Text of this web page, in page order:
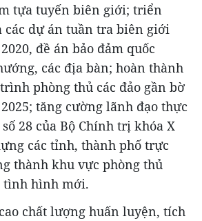
tựa tuyến biên giới; triển
các dự án tuần tra biên giới
đề án bảo đảm quốc
các địa bàn; hoàn thành
phòng thủ các đảo gần bờ
tăng cường lãnh đạo thực
28 của Bộ Chính trị khóa X
các tỉnh, thành phố trực
thành khu vực phòng thủ
tình hình mới.
chất lượng huấn luyện, tích